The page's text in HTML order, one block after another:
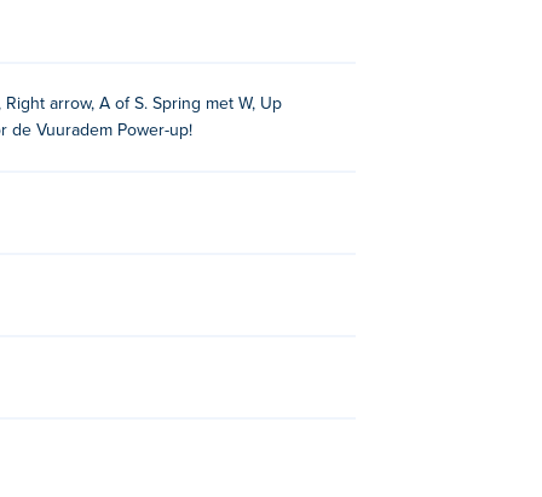
arrow, A of S. Spring met W, Up
de Vuuradem Power-up!